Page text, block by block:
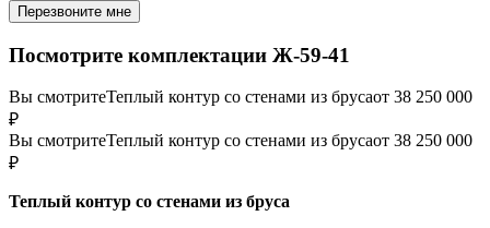
Перезвоните мне
Посмотрите комплектации Ж-59-41
Вы смотритеТеплый контур со стенами из брусаот 38 250 000
₽
Вы смотритеТеплый контур со стенами из брусаот 38 250 000
₽
Теплый контур со стенами из бруса